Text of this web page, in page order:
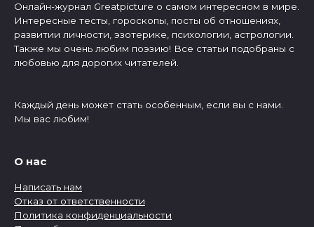
Онлайн-журнал Greatpicture о самом интересном в мире.
Интересные тесты, гороскопы, посты об отношениях,
развитии личности, эзотерике, психологии, астрологии.
Также мы очень любим поэзию! Все статьи подобраны с
любовью для дорогих читателей.
Каждый день может стать особенным, если вы с нами.
Мы вас любим!
О нас
Написать нам
Отказ от ответственности
Политика конфиденциальности